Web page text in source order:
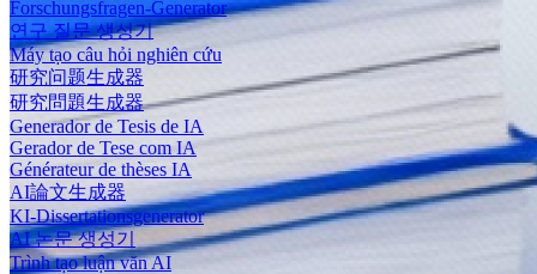
Forschungsfragen-Generator
연구 질문 생성기
Máy tạo câu hỏi nghiên cứu
研究问题生成器
研究問題生成器
Generador de Tesis de IA
Gerador de Tese com IA
Générateur de thèses IA
AI論文生成器
KI-Dissertationsgenerator
AI 논문 생성기
Trình tạo luận văn AI